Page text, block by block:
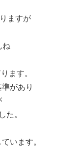
ますが
ね
ます。
があり
た。
います。